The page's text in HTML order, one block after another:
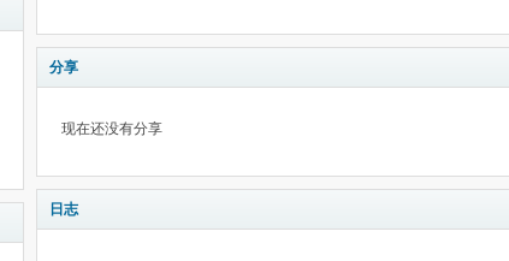
分享
现在还没有分享
日志